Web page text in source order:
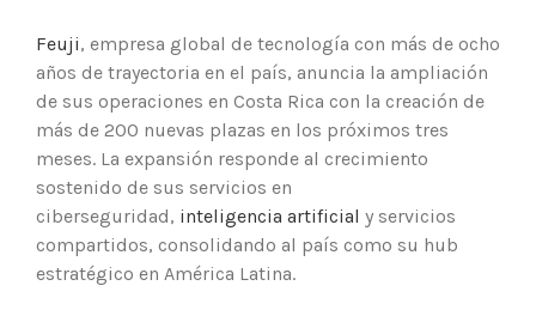
Feuji, empresa global de tecnología con más de ocho
años de trayectoria en el país, anuncia la ampliación
de sus operaciones en Costa Rica con la creación de
más de 200 nuevas plazas en los próximos tres
meses. La expansión responde al crecimiento
sostenido de sus servicios en
ciberseguridad, inteligencia artificial y servicios
compartidos, consolidando al país como su hub
estratégico en América Latina.